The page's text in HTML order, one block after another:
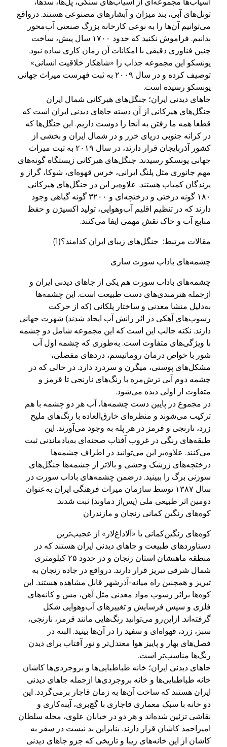
تونل‌های آبی، بند میزان و آبشارهای مصنوعی هستند. درواقع
می‌توانیم آن‌ها را به‌ نوعی کارخانه بزرگ صنعتی آب‌محور
بدانیم. فراموش نکنید که حدود ۱۷۰۰ سال پیش، ساخت
چنین فناوری دقیقی با امکانات آن زمان کاری ساده نبود.
یونسکو این مجموعه جذاب را «شاهکار خلاقیت انسانی»
توصیف کرده و در سال ۲۰۰۹ به ثبت فهرست میراث جهانی
یونسکو رسیده است.
جاهای دیدنی ایران؛ جنگل‌های هیرکانی شمال ایران
جنگل‌های هیرکانی از آن دسته جاهای دیدنی ایران است که
قطعا همه ما رفتن به آنجا را دوست داریم. این جنگل‌ها که
در کرانه جنوبی دریای خزر و در شمال ایران و بخشی از
کشور آذربایجان قرار دارند، در سال ۲۰۱۹ به ثبت میراث
جهانی یونسکو رسیدند. جنگل‌های هیرکانی زیستگاه گونه‌‌های
مهم جانوری مثل پلنگ ایرانی، خرس قهوه‌ای، شوکا، گراز و
پرندگان کمیاب هستند. علاوه‌بر این در جنگل‌های هیرکانی
۱۸۰ گونه درختی و درختچه‌ای و ۳۲۰۰ گونه گیاهی وجود
دارند که در تنظیم اقلیم آب‌وهوایی، تولید اکسیژن و حفظ
منابع آب و خاک نقش مهمی ایفا می‌کنند.
مقالات مرتبط: جنگل‌های زیبای ایران کدامند؟(1)
چشمه‌های باداب سورت ساری
چشمه‌های باداب سورت هم یکی از جاهای دیدنی ایران و
ازجمله هنرمندی‌های دست طبیعت است. این چشمه‌ها
به‌دلیل منشا معدنی و ساختار پلکانی (که از حرکت
رسوب‌های آهکی در اثر رانش آب ایجاد شدند) شهرت جهانی
دارند. نکته جالب این است که این مجموعه شامل دو چشمه
با ویژگی‌های متفاوت است. به‌طوری که چشمه اول آب
شور با خواص درمان روماتیسم، دردهای مفصلی،
مشکل‌های پوستی، میگرن و سردرد دارد. در حالی که در
چشمه دوم آبی ترش‌مزه با رنگ‌های نارنجی تا قرمز و
متفاوت از اولی دیده می‌شود.
در مجموع در پایین دست چشمه‌ها، آب هر دو چشمه با هم
ترکیب می‌شوند و منظره‌ای خارق‌العاده با رنگ‌های ملیح
زرد، نارنجی و قرمز در هر پله به وجود می‌آورند. این
طبقه‌های رنگی در غروب آفتاب صحنه‌ای به‌یادماندنی ثبت
می‌کنند. علاوه‌بر این می‌توانید در اطراف چشمه‌ها
درختچه‌های زرشک وحشی و بالاتر از چشمه‌ها جنگل‌های
سوزنی برگ را ببینید. درضمن چشمه‌های باداب سورت در
سال ۱۳۸۷ توسط سازمان میراث فرهنگی ایران به‌عنوان
دومین اثر طبیعی ملی (پس‌از دماوند) ثبت شدند.
کوه‌های رنگین کمانی زنجان و مازندران
کوه‌های رنگین‌کمانی یا «آلاداغ‌لار» از عجیب‌ترین
دستاوردهای طبیعت و جاهای دیدنی ایران هستند که در
منطقه ماهنشان استان زنجان و در حدود ۲۵ کیلومتری
شمال شرقی تبریز قرار دارند. درواقع در جاده زنجان به
تبریز و همچنین راه میانه-آذرشهر قابل مشاهده هستند. این
کوه‌ها براثر رسوب مواد معدنی مثل آهن، مس و کانه‌های
فلزی و سپس فرسایش و تغییرهای آب‌وهوایی شکل
گرفته‌اند. ازاین‌رو می‌توانید رنگ‌هایی مانند قرمز، نارنجی،
سبز، زرد، قهواه‌ای و سفید را در آن‌ها بینید. البته در
فصل‌های بهار و پاییز هوا معتدل‌تر و نور آفتاب برای دیدن
رنگ‌ها مناسب‌تر است.
جاهای دیدنی ایران؛ خانه طباطبایی‌ها و بروجردی‌ها کاشان
خانه طباطبایی‌ها و خانه بروجردی‌ها ازجمله جاهای دیدنی
ایران هستند که ساخت آن‌ها به زمان قاجار برمی‌گردد. این
دو خانه با سبک معماری قاجاری با گچ‌بری، آینه‌کاری و
نقاشی تزئین شده‌اند و هر دو در خیابان علوی، محله سلطان
امیراحمد کاشان قرار دارند. بنابراین بد نیست در سفر به
کاشان از این خانه‌های زیبا و تاریخی که جزو جاهای دیدنی